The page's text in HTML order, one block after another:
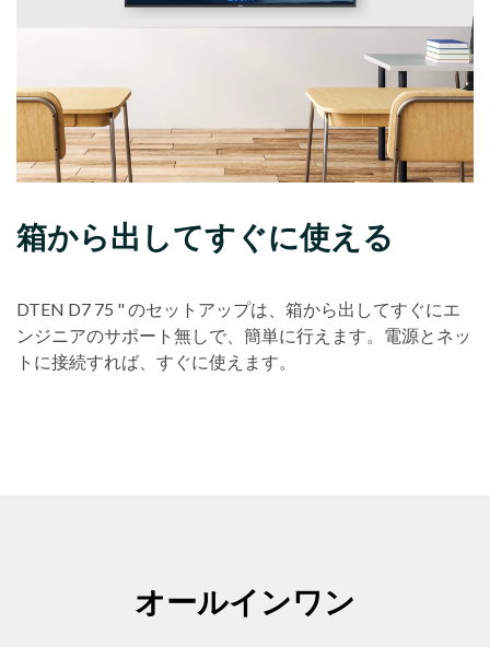
箱から出してすぐに使える
DTEN D7 75 " のセットアップは、箱から出してすぐにエ
ンジニアのサポート無しで、簡単に行えます。電源とネッ
トに接続すれば、すぐに使えます。
オールインワン